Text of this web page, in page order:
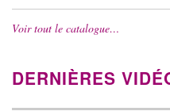
Voir tout le catalogue…
DERNIÈRES